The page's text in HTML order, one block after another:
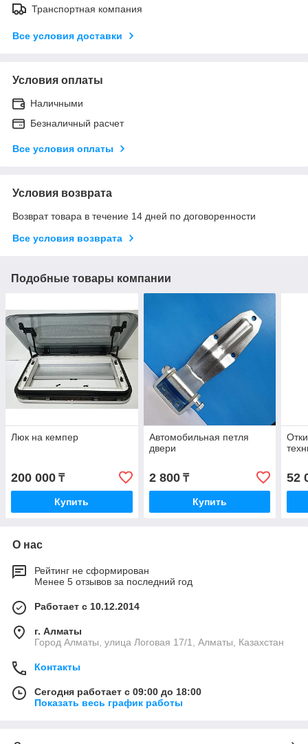
Транспортная компания
Все условия доставки
Условия оплаты
Наличными
Безналичный расчет
Все условия оплаты
Условия возврата
Возврат товара в течение 14 дней по договоренности
Все условия возврата
Подобные товары компании
Люк на кемпер
200 000 ₸
Купить
Автомобильная петля
двери
2 800₸
Купить
52
О нас
Рейтинг не сформирован
Менее 5 отзывов за последний год
Работает с 10.12.2014
г. Алматы
Город Алматы, улица Логовая 17/1, Алматы, Казахстан
Контакты
Сегодня работает с 09:00 до 18:00
Показать весь график работы